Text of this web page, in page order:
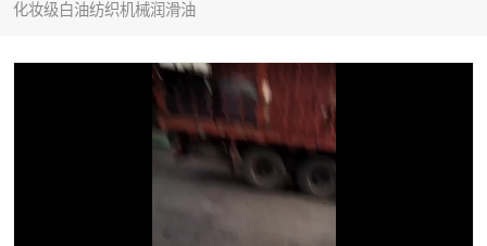
化妆级白油纺织机械润滑油
26+32号化妆级白油 46+68号化妆级白油